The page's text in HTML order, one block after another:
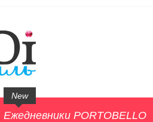
Ежедневники PORTOBELLO
New